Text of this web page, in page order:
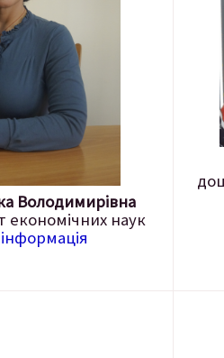
Володимирівна
економічних наук